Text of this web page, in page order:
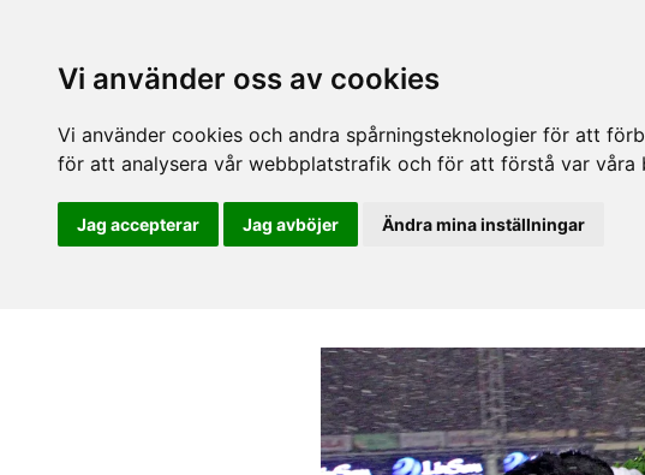
Vi använder oss av cookies
Vi använder cookies och andra spårningsteknologier för att
för att analysera vår webbplatstrafik och för att förstå var våra
Jag accepterar Jag avböjer Ändra mina inställningar